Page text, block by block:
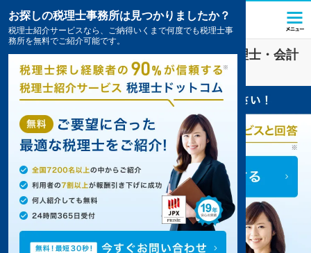
北３４条駅(北海道)の確定申告を扱う税理士・会計
事務所の一覧4件掲載中
お探しの税理士事務所は見つかりましたか？
税理士紹介サービスなら、ご納得いくまで何度でも税理士事
務所を無料でご紹介可能です。